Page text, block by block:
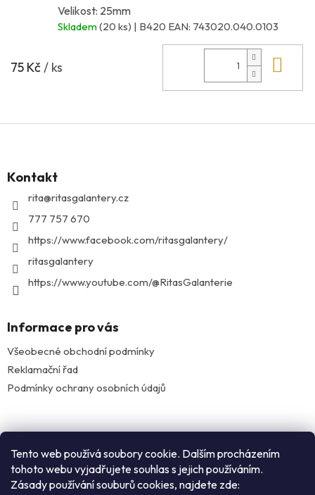
Tento web používá soubory cookie. Dalším procházením
tohoto webu vyjadřujete souhlas s jejich používáním.
Zásady používání souburů cookies, najdete zde:
Velikost: 25mm
Skladem(20 ks) | B420 EAN: 743020.040.0103
75 Kč/ ks
aKontakt
rita@ritasgalantery.cz
777 757 670
https://www.facebook.com/ritasgalantery/
ritasgalantery
https://www.youtube.com/@RitasGalanterie
Informace pro vás
Všeobecné obchodní podmínky
Reklamační řad
Podmínky ochrany osobních údajů
Instagram